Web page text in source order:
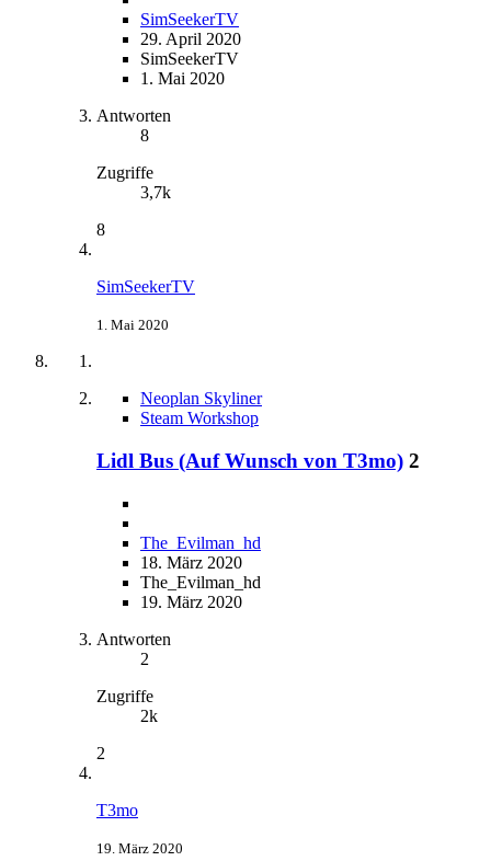
SimSeekerTV
29. April 2020
SimSeekerTV
1. Mai 2020
Antworten
8
Zugriffe
3,7k
8
SimSeekerTV
1. Mai 2020
Neoplan Skyliner
Steam Workshop
Lidl Bus (Auf Wunsch von T3mo) 2
The_Evilman_hd
18. März 2020
The_Evilman_hd
19. März 2020
Antworten
2
Zugriffe
2k
2
T3mo
19. März 2020